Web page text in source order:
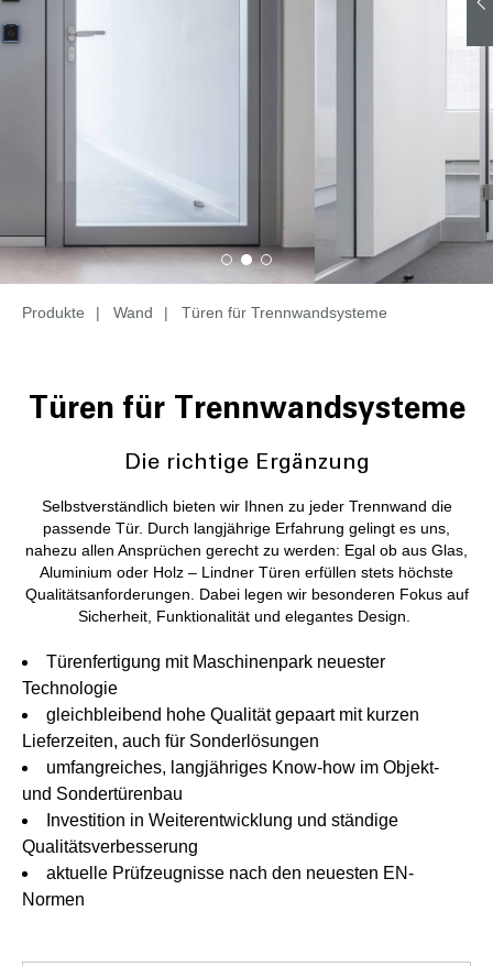
Produkte | Wand | Türen für Trennwandsysteme
Türen für Trennwandsysteme
Die richtige Ergänzung
Selbstverständlich bieten wir Ihnen zu jeder Trennwand die
passende Tür. Durch langjährige Erfahrung gelingt es uns,
nahezu allen Ansprüchen gerecht zu werden: Egal ob aus Glas,
Aluminium oder Holz – Lindner Türen erfüllen stets höchste
Qualitätsanforderungen. Dabei legen wir besonderen Fokus auf
Sicherheit, Funktionalität und elegantes Design.
Türenfertigung mit Maschinenpark neuester
Technologie
gleichbleibend hohe Qualität gepaart mit kurzen
Lieferzeiten, auch für Sonderlösungen
umfangreiches, langjähriges Know-how im Objekt-
und Sondertürenbau
Investition in Weiterentwicklung und ständige
Qualitätsverbesserung
aktuelle Prüfzeugnisse nach den neuesten EN-
Normen